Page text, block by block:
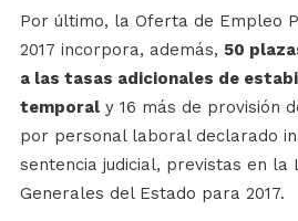
Por último, la Oferta de Empleo
2017 incorpora, además, 50
a las tasas adicionales de
temporaly 16 más de provisión
por personal laboral declarado
sentencia judicial, previstas en la
Generales del Estado para 2017.